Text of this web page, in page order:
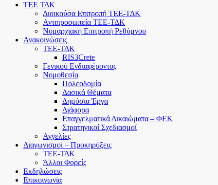
ΤΕΕ ΤΔΚ
Διοικούσα Επιτροπή ΤΕΕ-ΤΔΚ
Αντιπροσωπεία ΤΕΕ-ΤΔΚ
Νομαρχιακή Επιτροπή Ρεθύμνου
Ανακοινώσεις
ΤΕΕ-ΤΔΚ
RIS3Crete
Γενικού Ενδιαφέροντος
Νομοθεσία
Πολεοδομία
Δασικά Θέματα
Δημόσια Έργα
Διάφορα
Επαγγελματικά Δικαιώματα – ΦΕΚ
Στρατηγικοί Σχεδιασμοί
Αγγελίες
Διαγωνισμοί – Προκηρύξεις
ΤΕΕ-ΤΔΚ
Άλλοι Φορείς
Εκδηλώσεις
Επικοινωνία